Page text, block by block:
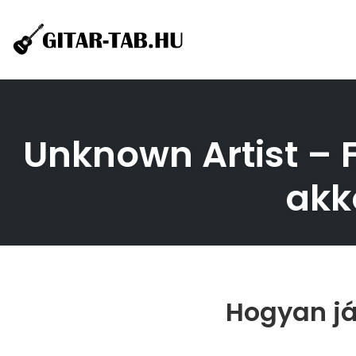
Unknown Artist –
Hogyan